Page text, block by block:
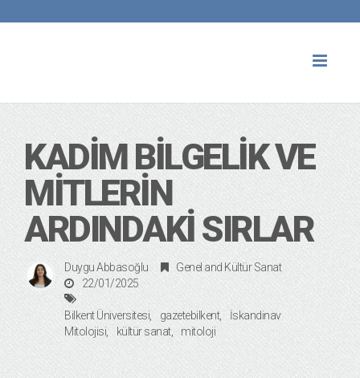
KADIM BILGELIK VE
MITLERIN
ARDINDAKI SIRLAR
Duygu Abbasoğlu Geneland Kültür Sanat
22/01/2025
Bilkent Üniversitesi gazetebilkent
İskandinav
Mitolojisi
kültür sanat mitoloji